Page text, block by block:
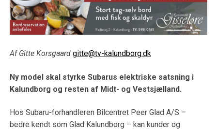
Af Gitte Korsgaard gitte@tv-kalundborg.dk
Ny model skal styrke Subarus elektriske satsning i
Kalundborg og resten af Midt- og Vestsjælland.
Hos Subaru-forhandleren Bilcentret Peer Glad A/S –
bedre kendt som Glad Kalundborg – kan kunder og